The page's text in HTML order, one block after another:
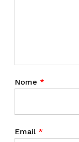
Nome *
Email *